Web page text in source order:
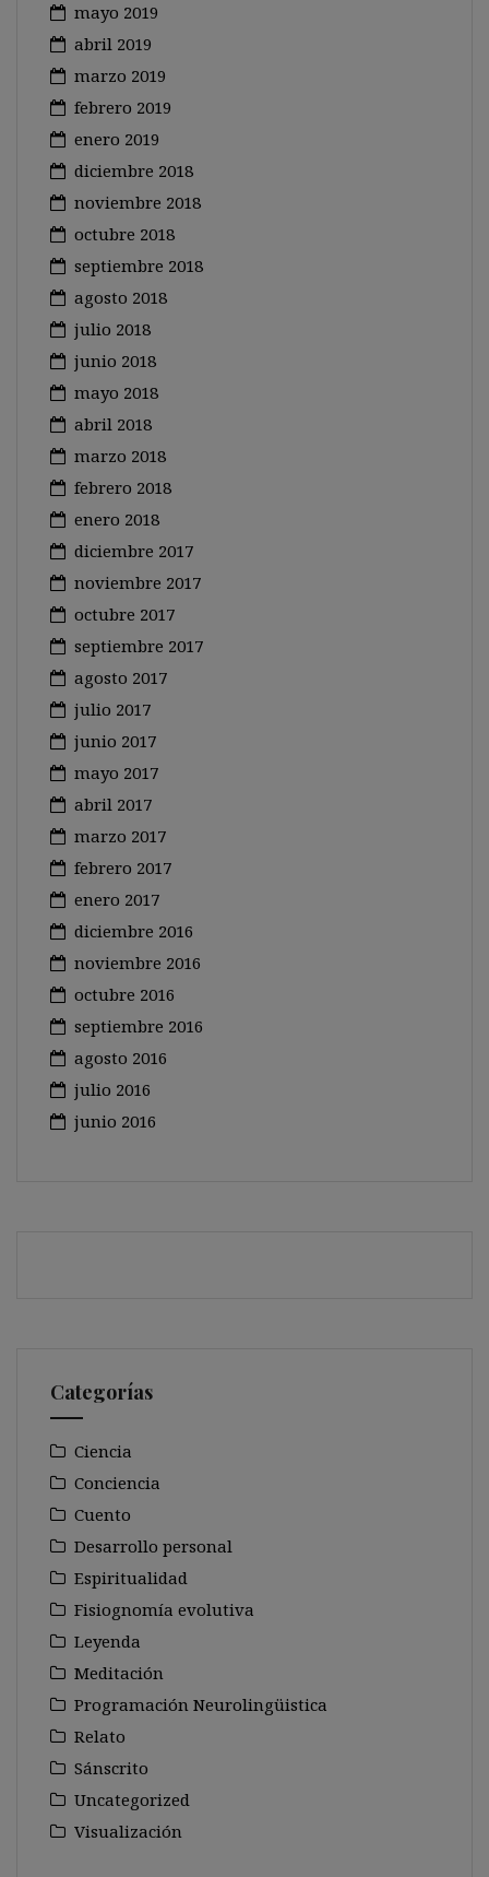
mayo 2019
abril 2019
marzo 2019
febrero 2019
enero 2019
diciembre 2018
noviembre 2018
octubre 2018
septiembre 2018
agosto 2018
julio 2018
junio 2018
mayo 2018
abril 2018
marzo 2018
febrero 2018
enero 2018
diciembre 2017
noviembre 2017
octubre 2017
septiembre 2017
agosto 2017
julio 2017
junio 2017
mayo 2017
abril 2017
marzo 2017
febrero 2017
enero 2017
diciembre 2016
noviembre 2016
octubre 2016
septiembre 2016
agosto 2016
julio 2016
junio 2016
Categorías
Ciencia
Conciencia
Cuento
Desarrollo personal
Espiritualidad
Fisiognomía evolutiva
Leyenda
Meditación
Programación Neurolingüistica
Relato
Sánscrito
Uncategorized
Visualización